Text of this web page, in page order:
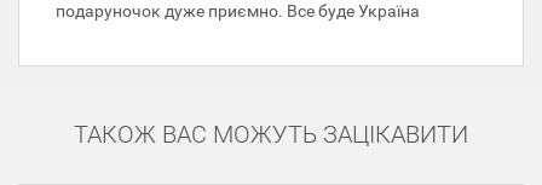
подаруночок дуже приємно. Все буде Україна
ТАКОЖ ВАС МОЖУТЬ ЗАЦІКАВИТИ